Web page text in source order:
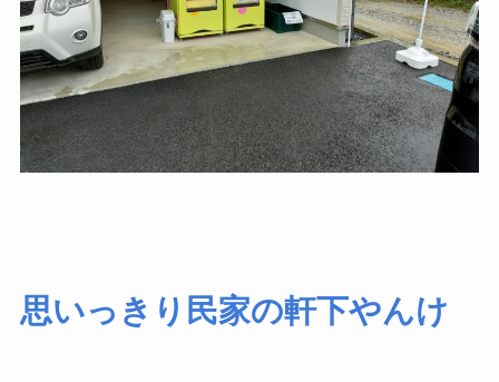
思いっきり民家の軒下やんけ